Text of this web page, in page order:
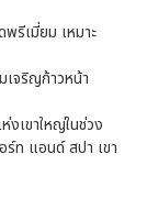
รีเมี่ยม เหมาะ
เจริญก้าวหน้า
เขาใหญ่ในช่วง
ท แอนด์ สปา เขา